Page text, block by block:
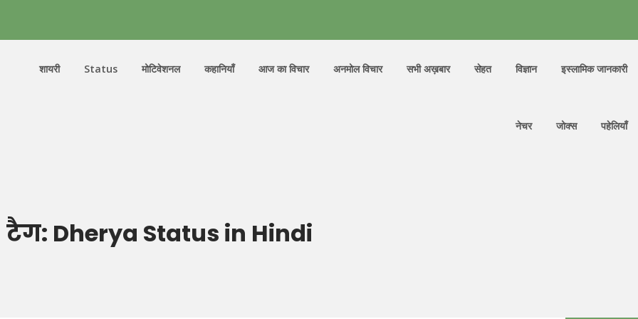
शायरी Status मोटिवेशनल कहानियाँ आज का विचार अनमोल विचार सभी अख़बार सेहत विज्ञान इस्लामिक जानकारी
नेचर जोक्स पहेलियाँ
टैग: Dherya Status in Hindi